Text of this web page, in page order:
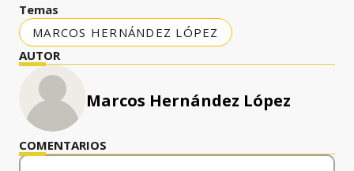
Temas
MARCOS HERNÁNDEZ LÓPEZ
AUTOR
Marcos Hernández López
COMENTARIOS